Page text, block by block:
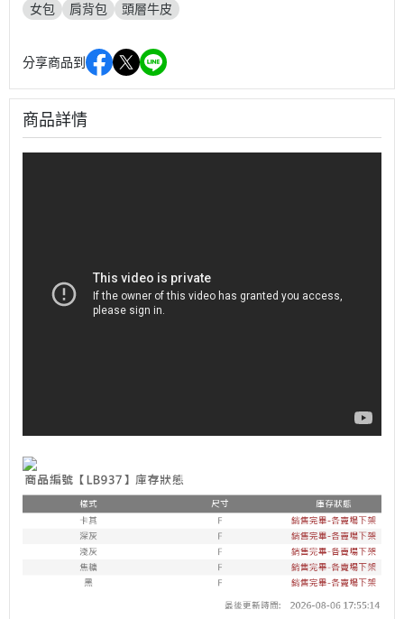
女包 肩背包 頭層牛皮
分享商品到
商品詳情